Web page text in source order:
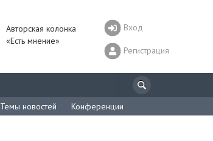
Авторская колонка
«Есть мнение»
Вход
Регистрация
Темы новостей Конференции